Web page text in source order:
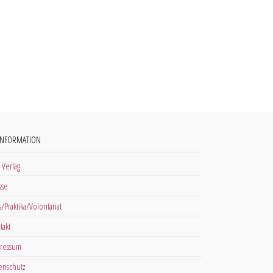
Praktika/Volontariat